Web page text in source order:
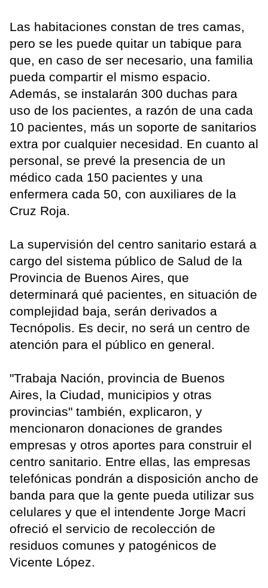
Las habitaciones constan de tres camas,
pero se les puede quitar un tabique para
que, en caso de ser necesario, una familia
pueda compartir el mismo espacio.
Además, se instalarán 300 duchas para
uso de los pacientes, a razón de una cada
10 pacientes, más un soporte de sanitarios
extra por cualquier necesidad. En cuanto al
personal, se prevé la presencia de un
médico cada 150 pacientes y una
enfermera cada 50, con auxiliares de la
Cruz Roja.
La supervisión del centro sanitario estará a
cargo del sistema público de Salud de la
Provincia de Buenos Aires, que
determinará qué pacientes, en situación de
complejidad baja, serán derivados a
Tecnópolis. Es decir, no será un centro de
atención para el público en general.
"Trabaja Nación, provincia de Buenos
Aires, la Ciudad, municipios y otras
provincias" también, explicaron, y
mencionaron donaciones de grandes
empresas y otros aportes para construir el
centro sanitario. Entre ellas, las empresas
telefónicas pondrán a disposición ancho de
banda para que la gente pueda utilizar sus
celulares y que el intendente Jorge Macri
ofreció el servicio de recolección de
residuos comunes y patogénicos de
Vicente López.